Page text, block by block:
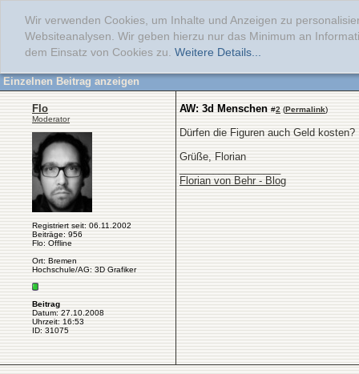
Wir verwenden Cookies, um Inhalte und Anzeigen zu
Websiteanalysen. Wir geben hierzu nur das Minimum an
dem Einsatz von Cookies zu. Weitere Details...
Einzelnen Beitrag anzeigen
Flo
Moderator
Registriert seit: 06.11.2002
Beiträge: 956
Flo: Offline
Ort: Bremen
Hochschule/AG: 3D Grafiker
Beitrag
Datum: 27.10.2008
Uhrzeit: 16:53
ID: 31075
AW: 3d Menschen #2 (Permalink)
Dürfen die Figuren auch Geld
Grüße, Florian
Florian von Behr - Blog